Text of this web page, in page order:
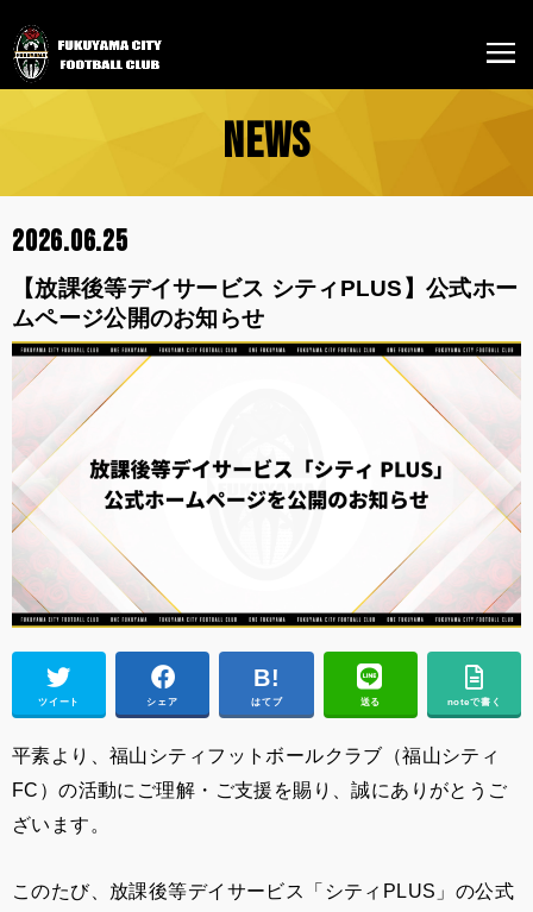
NEWS
2026.06.25
【放課後等デイサービス シティPLUS】公式ホー
ムページ公開のお知らせ
ツイート シェア はてブ 送る noteで書く
平素より、福山シティフットボールクラブ（福山シティ
FC）の活動にご理解・ご支援を賜り、誠にありがとうご
ざいます。
このたび、放課後等デイサービス「シティPLUS」の公式